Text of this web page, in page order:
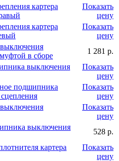
картера
Показать
цену
картера
Показать
цену
в сборе
1 281 р.
выключения
Показать
цену
подшипника
Показать
цену
Показать
цену
выключения
528 р.
картера
Показать
цену